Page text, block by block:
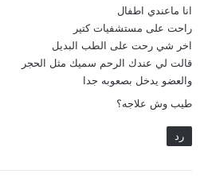
ل
انا ماعندي اطفال
راحت على مستشفيات كتير
اخر شي رحت على الطب البديل
قالت لي عندك الرحم سميك مثل الحجر
والعضو يدخل بصعوبه جدا
طيب وش علاجه؟
رد